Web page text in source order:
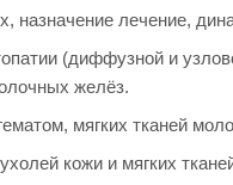
назначение лечение,
(диффузной и
желёз.
мягких тканей
кожи и мягких